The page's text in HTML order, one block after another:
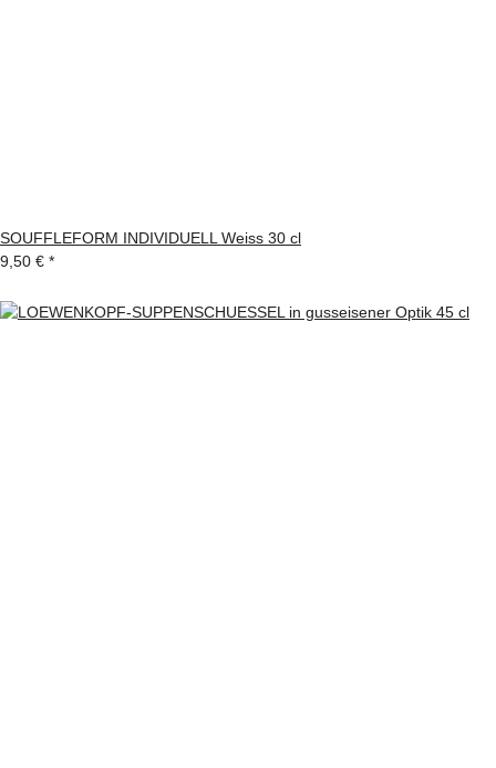
SOUFFLEFORM INDIVIDUELL Weiss 30 cl
9,50 € *